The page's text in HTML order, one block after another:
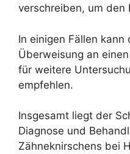
verschreiben, um den
In einigen Fällen
Überweisung an
für weitere
empfehlen.
Insgesamt liegt der
Diagnose und
Zähneknirschens bei